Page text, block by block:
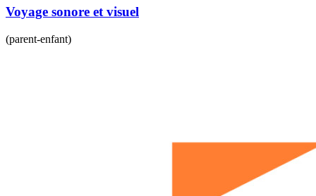
Voyage sonore et visuel
(parent-enfant)